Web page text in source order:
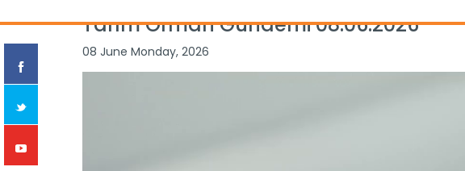
Tarım Orman Gündemi 08.06.2026
08 June Monday, 2026